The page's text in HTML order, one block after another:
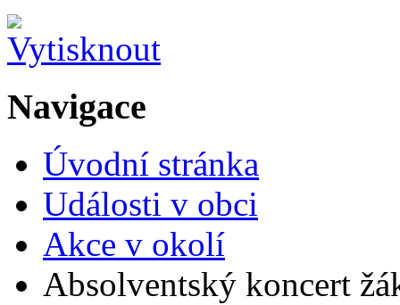
Navigace
Úvodní stránka
Události v obci
Akce v okolí
Absolventský koncert